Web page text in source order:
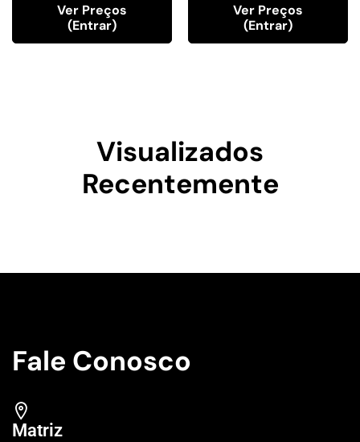
Ver Preços
(entrar)
Ver Preços
(entrar)
Visualizados
Recentemente
Fale Conosco
Matriz